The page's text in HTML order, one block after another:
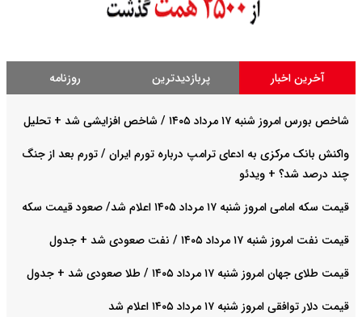
آخرین اخبار پربازدیدترین روزنامه
شاخص بورس امروز شنبه ۱۷ مرداد ۱۴۰۵ / شاخص افزایشی شد + تحلیل
واکنش بانک مرکزی به ادعای ترامپ درباره تورم ایران / تورم بعد از جنگ
چند درصد شد؟ + ویدئو
قیمت سکه امامی امروز شنبه ۱۷ مرداد ۱۴۰۵ اعلام شد/ صعود قیمت سکه
قیمت نفت امروز شنبه ۱۷ مرداد ۱۴۰۵ / نفت صعودی شد + جدول
قیمت طلای جهان امروز شنبه ۱۷ مرداد ۱۴۰۵ / طلا صعودی شد + جدول
قیمت دلار توافقی امروز شنبه ۱۷ مرداد ۱۴۰۵ اعلام شد